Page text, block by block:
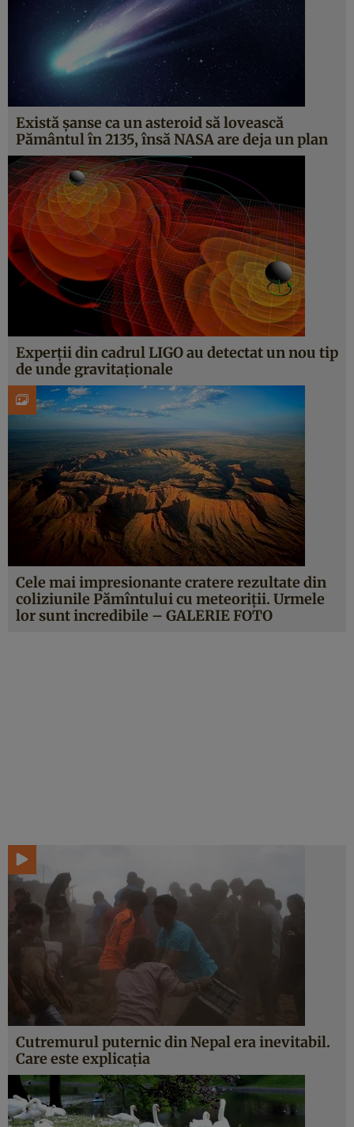
Există şanse ca un asteroid să lovească
Pământul în 2135, însă NASA are deja un plan
Experţii din cadrul LIGO au detectat un nou tip
de unde gravitaţionale
Cele mai impresionante cratere rezultate din
coliziunile Pămîntului cu meteoriţii. Urmele
lor sunt incredibile – GALERIE FOTO
Cutremurul puternic din Nepal era inevitabil.
Care este explicaţia